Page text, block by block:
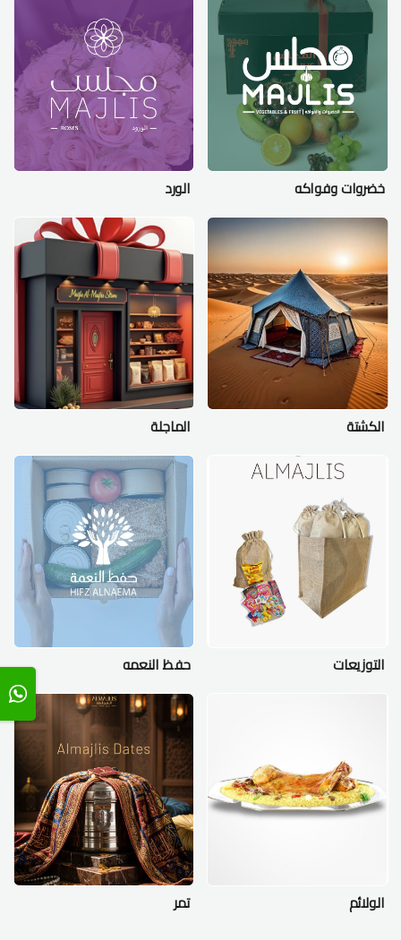
خضروات وفواكه الورد
الكشتة الماجلة
التوزيعات حفظ النعمه
الولائم تمر